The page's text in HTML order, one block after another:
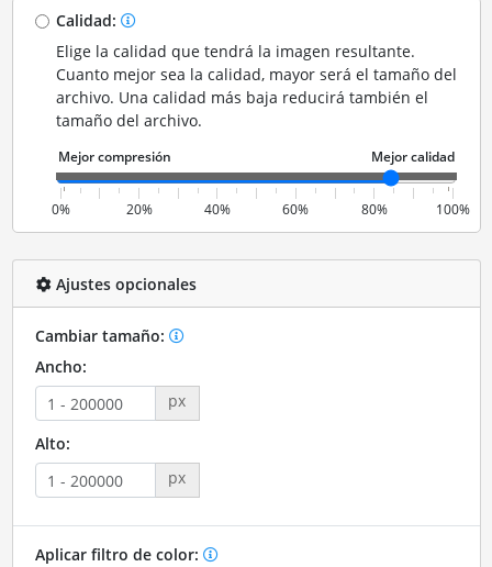
Calidad:
Elige la calidad que tendrá la imagen resultante.
Cuanto mejor sea la calidad, mayor será el tamaño del
archivo. Una calidad más baja reducirá también el
tamaño del archivo.
0% 20% 40% 60% 80% 100%
Ajustes opcionales
Cambiar tamaño:
Ancho:
px
Alto:
px
Aplicar filtro de color: